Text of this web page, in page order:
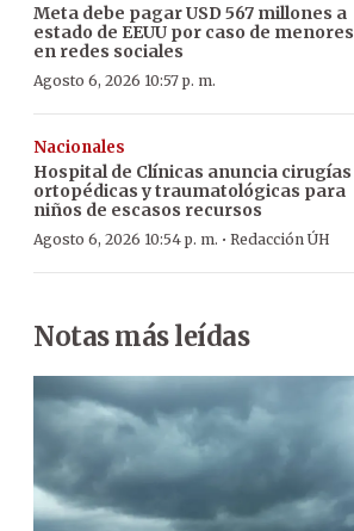
Meta debe pagar USD 567 millones a
estado de EEUU por caso de menores
en redes sociales
Agosto 6, 2026 10:57 p. m.
Nacionales
Hospital de Clínicas anuncia cirugías
ortopédicas y traumatológicas para
niños de escasos recursos
Agosto 6, 2026 10:54 p. m. · Redacción ÚH
Notas más leídas